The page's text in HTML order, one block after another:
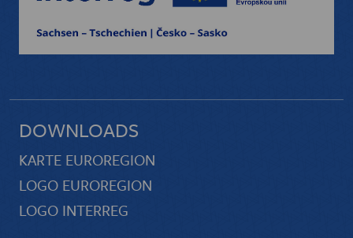
DOWNLOADS
KARTE EUROREGION
LOGO EUROREGION
LOGO INTERREG